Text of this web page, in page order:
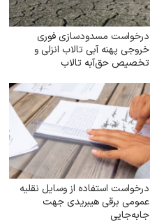
درخواست مسدودسازی فوری
خروجی پهنه آبی تالاب انزلی و
تخصیص حق‌آبه تالاب
درخواست استفاده از وسایل نقلیه
عمومی برقی هیبریدی جهت
جابه‌جایی